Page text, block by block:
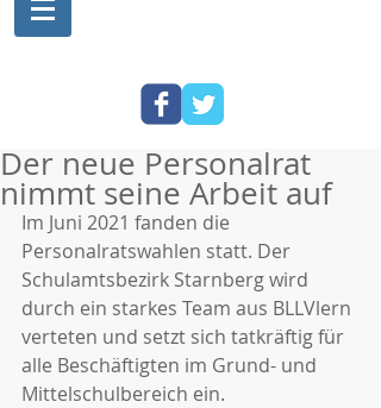
Der neue Personalrat
nimmt seine Arbeit auf
Im Juni 2021 fanden die
Personalratswahlen statt. Der
Schulamtsbezirk Starnberg wird
durch ein starkes Team aus BLLVlern
verteten und setzt sich tatkräftig für
alle Beschäftigten im Grund- und
Mittelschulbereich ein.